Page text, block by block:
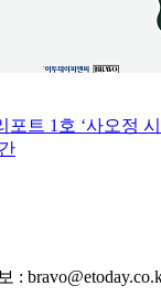
포트 1호 ‘사오정
: